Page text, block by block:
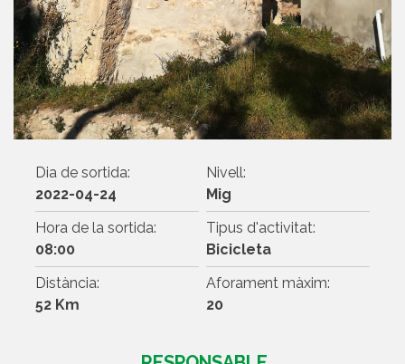
Dia de sortida:
2022-04-24
Nivell:
Mig
Hora de la sortida:
08:00
Tipus d'activitat:
Bicicleta
Distància:
52 Km
Aforament màxim:
20